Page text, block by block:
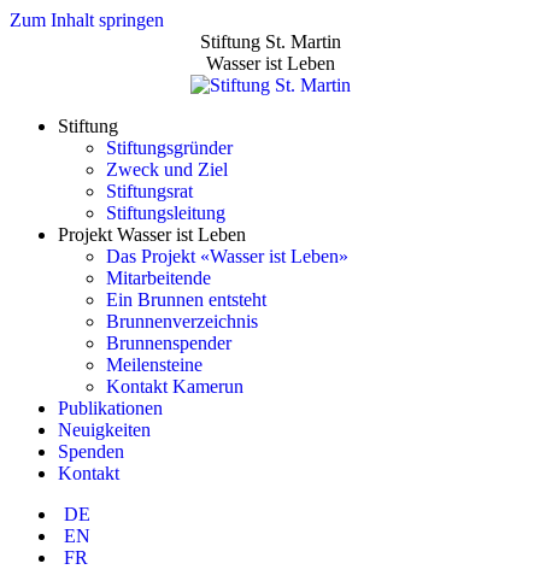
Zum Inhalt springen
Stiftung St. Martin
Wasser ist Leben
Stiftung
Stiftungsgründer
Zweck und Ziel
Stiftungsrat
Stiftungsleitung
Projekt Wasser ist Leben
Das Projekt «Wasser ist Leben»
Mitarbeitende
Ein Brunnen entsteht
Brunnenverzeichnis
Brunnenspender
Meilensteine
Kontakt Kamerun
Publikationen
Neuigkeiten
Spenden
Kontakt
DE
EN
FR